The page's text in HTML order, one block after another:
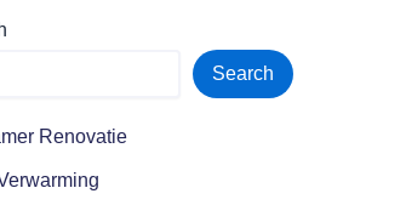
Search
Renovatie